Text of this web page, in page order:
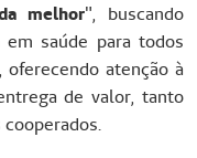
melhor", buscando
saúde para todos
atenção à
de valor, tanto